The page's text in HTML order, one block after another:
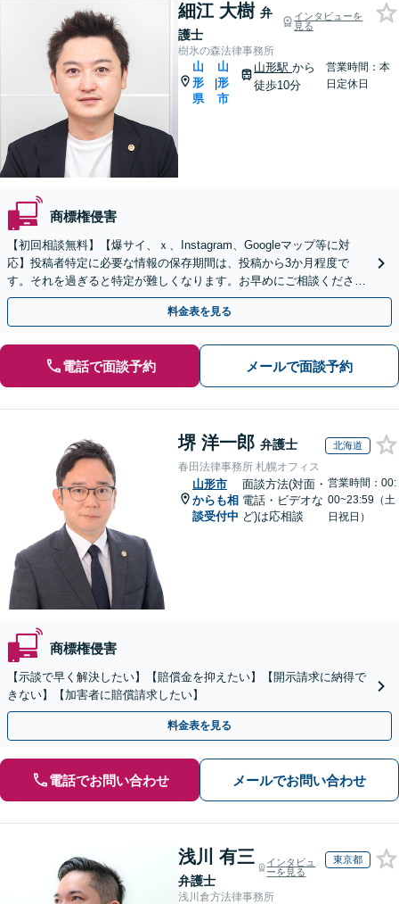
細江 大樹 弁
護士
インタビューを
見る
樹氷の森法律事務所
山
形
県
|
山
形
市
山形駅 から
徒歩10分
営業時間：本
日定休日
商標権侵害
【初回相談無料】【爆サイ、ｘ、Instagram、Googleマップ等に対
応】投稿者特定に必要な情報の保存期間は、投稿から3か月程度で
す。それを過ぎると特定が難しくなります。お早めにご相談くださ
い。【オンライン面談可】【無料駐車場あり】
料金表を見る
電話で面談予約 メールで面談予約
堺 洋一郎 弁護士 北海道
春田法律事務所 札幌オフィス
山形市
からも相
談受付中
面談方法(対面・
電話・ビデオな
ど)は応相談
営業時間：00:
00~23:59（土
日祝日）
商標権侵害
【示談で早く解決したい】【賠償金を抑えたい】【開示請求に納得で
きない】【加害者に賠償請求したい】
料金表を見る
電話でお問い合わせ メールでお問い合わせ
浅川 有三
弁護士
インタビュ
ーを見る
東京都
浅川倉方法律事務所